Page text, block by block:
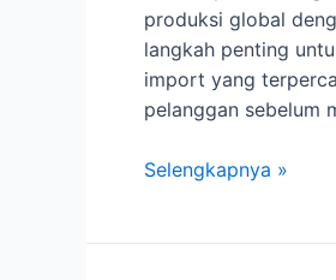
produksi global
langkah penting
import yang
pelanggan sebelum
Pengenalan
Selengkapnya »